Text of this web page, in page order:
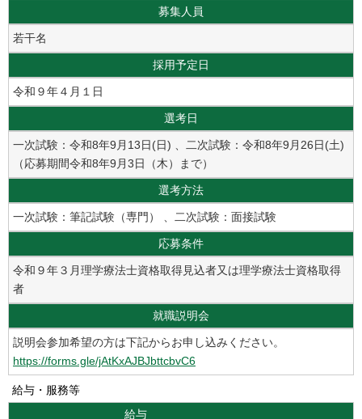
募集人員
若干名
採用予定日
令和９年４月１日
選考日
一次試験：令和8年9月13日(日) 、二次試験：令和8年9月26日(土)
（応募期間令和8年9月3日（木）まで）
選考方法
一次試験：筆記試験（専門） 、二次試験：面接試験
応募条件
令和９年３月理学療法士資格取得見込者又は理学療法士資格取得
者
就職説明会
説明会参加希望の方は下記からお申し込みください。
https://forms.gle/jAtKxAJBJbttcbvC6
給与・服務等
給与